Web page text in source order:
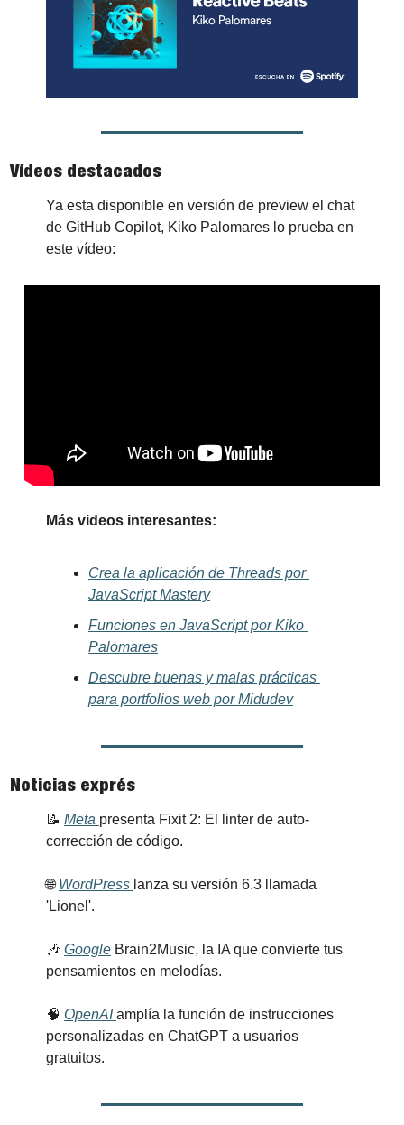
Vídeos destacados
Ya esta disponible en versión de preview el chat
de GitHub Copilot, Kiko Palomares lo prueba en
este vídeo:
Más videos interesantes:
Crea la aplicación de Threads por
JavaScript Mastery
Funciones en JavaScript por Kiko
Palomares
Descubre buenas y malas prácticas
para portfolios web por Midudev
Noticias exprés
📝 Meta presenta Fixit 2: El linter de auto-
corrección de código.
🌐 WordPress lanza su versión 6.3 llamada
'Lionel'.
🎶 Google Brain2Music, la IA que convierte tus
pensamientos en melodías.
🧠 OpenAI amplía la función de instrucciones
personalizadas en ChatGPT a usuarios
gratuitos.